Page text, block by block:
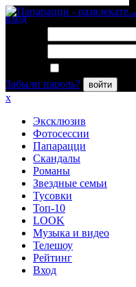
вход
Забыли пароль?
войти
x
Эксклюзив
Фотосессии
Папарацци
Скандалы
Романы
Звездные семьи
Тусовки
Топ-10
LOOK
Музыка и видео
Телешоу
Рейтинг
Вход